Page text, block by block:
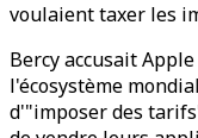
voulaient taxer les
Bercy accusait
l'écosystème
d'"imposer des